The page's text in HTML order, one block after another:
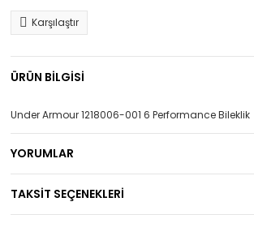
Karşılaştır
ÜRÜN BİLGİSİ
Under Armour 1218006-001 6 Performance Bileklik
YORUMLAR
TAKSİT SEÇENEKLERİ